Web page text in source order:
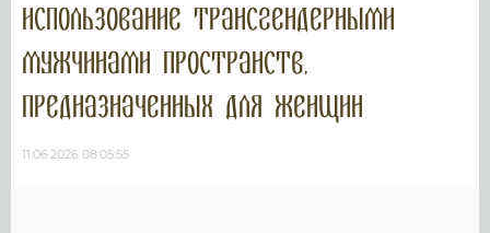
использование трансгендерными
мужчинами пространств,
предназначенных для женщин
11.06.2026 08:05:55